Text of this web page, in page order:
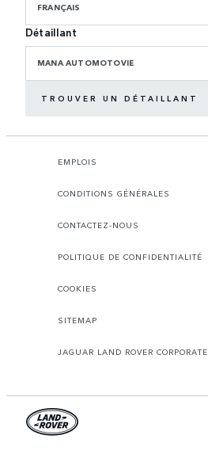
FRANÇAIS
Détaillant
MANA AUTOMOTOVIE
TROUVER UN DÉTAILLANT
EMPLOIS
CONDITIONS GÉNÉRALES
CONTACTEZ-NOUS
POLITIQUE DE CONFIDENTIALITÉ
COOKIES
SITEMAP
JAGUAR LAND ROVER CORPORATE